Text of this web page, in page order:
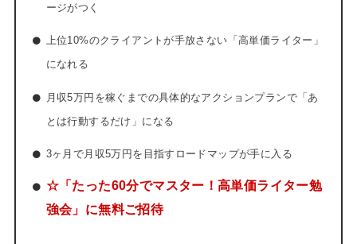
ージがつく
上位10%のクライアントが手放さない「高単価ライター」
になれる
月収5万円を稼ぐまでの具体的なアクションプランで「あ
とは行動するだけ」になる
3ヶ月で月収5万円を目指すロードマップが手に入る
☆「たった60分でマスター！高単価ライター勉
強会」に無料ご招待